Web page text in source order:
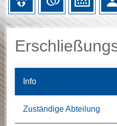
Info
Zuständige Abteilung